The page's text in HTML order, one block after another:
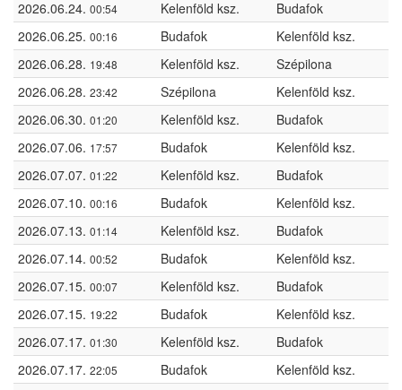
2026.06.24. 00:54 Kelenföld ksz.
Budafok
2026.06.25. 00:16 Budafok
Kelenföld ksz.
2026.06.28. 19:48 Kelenföld ksz.
Szépilona
2026.06.28. 23:42 Szépilona
Kelenföld ksz.
2026.06.30. 01:20 Kelenföld ksz.
Budafok
2026.07.06. 17:57 Budafok
Kelenföld ksz.
2026.07.07. 01:22 Kelenföld ksz.
Budafok
2026.07.10. 00:16 Budafok
Kelenföld ksz.
2026.07.13. 01:14 Kelenföld ksz.
Budafok
2026.07.14. 00:52 Budafok
Kelenföld ksz.
2026.07.15. 00:07 Kelenföld ksz.
Budafok
2026.07.15. 19:22 Budafok
Kelenföld ksz.
2026.07.17. 01:30 Kelenföld ksz.
Budafok
2026.07.17. 22:05 Budafok
Kelenföld ksz.